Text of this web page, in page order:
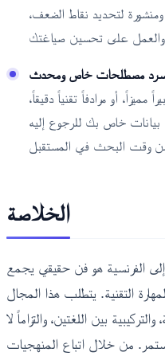
لتحديد نقاط الضعف،
أو مرادفاً تقنياً دقيقاً،
بيانات خاص بك للرجوع إليه
الخلاصة
الفرنسية هو فن حقيقي يجمع
التقنية. يتطلب هذا المجال
بين اللغتين، والتزاماً لا
من خلال اتباع المنهجيات